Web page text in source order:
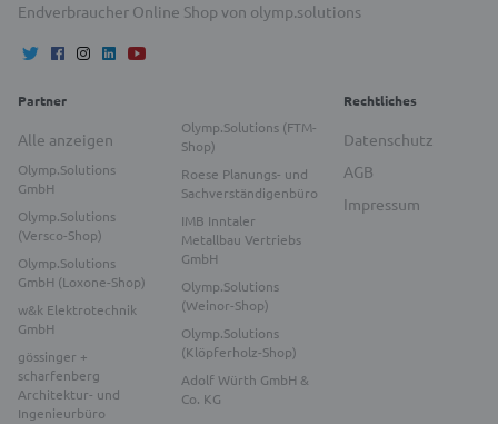
Endverbraucher Online Shop von olymp.solutions
Partner
Alle anzeigen
Olymp.Solutions
GmbH
Olymp.Solutions
(Versco-Shop)
Olymp.Solutions
GmbH (Loxone-Shop)
w&k Elektrotechnik
GmbH
gössinger +
scharfenberg
Architektur- und
Ingenieurbüro
Olymp.Solutions (FTM-
Shop)
Roese Planungs- und
Sachverständigenbüro
IMB Inntaler
Metallbau Vertriebs
GmbH
Olymp.Solutions
(Weinor-Shop)
Olymp.Solutions
(Klöpferholz-Shop)
Adolf Würth GmbH &
Co. KG
Rechtliches
Datenschutz
AGB
Impressum